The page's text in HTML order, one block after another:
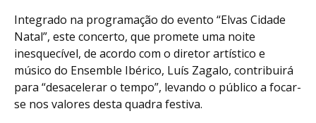
Integrado na programação do evento “Elvas Cidade
Natal”, este concerto, que promete uma noite
inesquecível, de acordo com o diretor artístico e
músico do Ensemble Ibérico, Luís Zagalo, contribuirá
para “desacelerar o tempo”, levando o público a focar-
se nos valores desta quadra festiva.